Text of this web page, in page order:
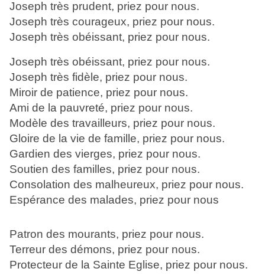
Joseph très prudent, priez pour nous.
Joseph très courageux, priez pour nous.
Joseph très obéissant, priez pour nous.
Joseph très obéissant, priez pour nous.
Joseph très fidèle, priez pour nous.
Miroir de patience, priez pour nous.
Ami de la pauvreté, priez pour nous.
Modèle des travailleurs, priez pour nous.
Gloire de la vie de famille, priez pour nous.
Gardien des vierges, priez pour nous.
Soutien des familles, priez pour nous.
Consolation des malheureux, priez pour nous.
Espérance des malades, priez pour nous
Patron des mourants, priez pour nous.
Terreur des démons, priez pour nous.
Protecteur de la Sainte Eglise, priez pour nous.